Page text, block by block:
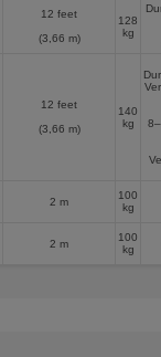
12 feet
(3,66 m)
128
kg
12 feet
(3,66 m)
140
kg
2 m
100
kg
2 m
100
kg